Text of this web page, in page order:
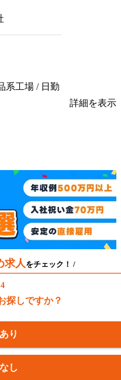
系工場 / 日勤
詳細を表示
求人をチェック！ /
探しですか？
り
し